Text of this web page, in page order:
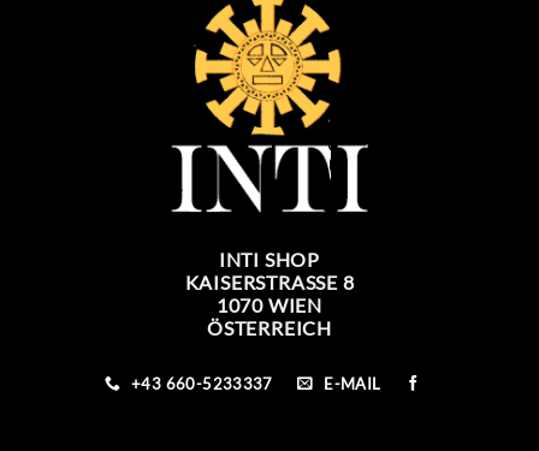
INTI SHOP
KAISERSTRASSE 8
1070 WIEN
ÖSTERREICH
+43 660-5233337 E-MAIL